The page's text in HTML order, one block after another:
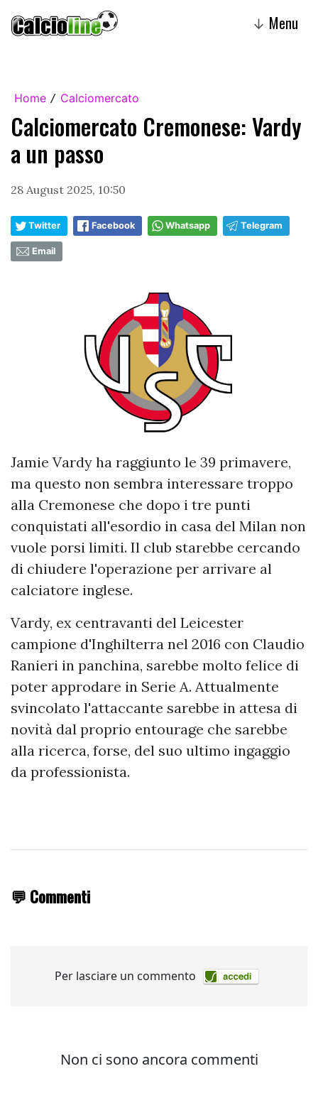
↓ Menu
Home / Calciomercato
Calciomercato Cremonese: Vardy
a un passo
28 August 2025, 10:50
Twitter Facebook Whatsapp Telegram
Email
Jamie Vardy ha raggiunto le 39 primavere,
ma questo non sembra interessare troppo
alla Cremonese che dopo i tre punti
conquistati all'esordio in casa del Milan non
vuole porsi limiti. Il club starebbe cercando
di chiudere l'operazione per arrivare al
calciatore inglese.
Vardy, ex centravanti del Leicester
campione d'Inghilterra nel 2016 con Claudio
Ranieri in panchina, sarebbe molto felice di
poter approdare in Serie A. Attualmente
svincolato l'attaccante sarebbe in attesa di
novità dal proprio entourage che sarebbe
alla ricerca, forse, del suo ultimo ingaggio
da professionista.
💬 Commenti